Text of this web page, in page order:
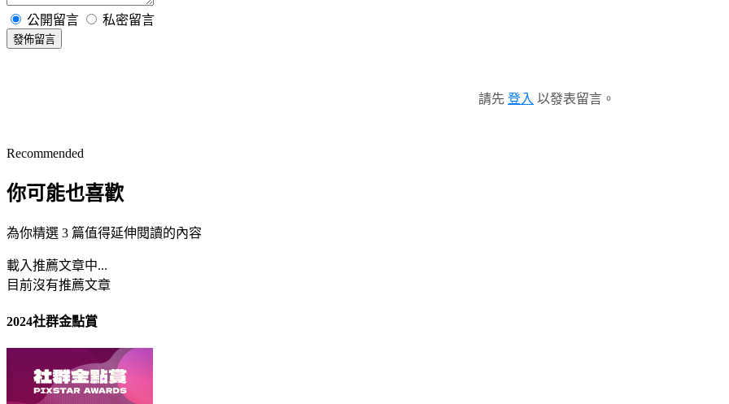
公開留言 私密留言
發佈留言
請先 登入 以發表留言。
Recommended
你可能也喜歡
為你精選 3 篇值得延伸閱讀的內容
載入推薦文章中...
目前沒有推薦文章
2024社群金點賞